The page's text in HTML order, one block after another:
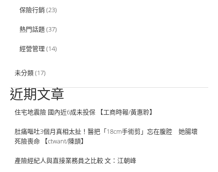
保險行銷 (23)
熱門話題(37)
經營管理 (14)
未分類(17)
近期文章
住宅地震險 國內近6成未投保 【工商時報/黃惠聆】
肚痛嘔吐3個月真相太扯！醫把「18cm手術剪」忘在腹腔 她腸壞
死險喪命 【ctwant/陳頡】
產險經紀人與直接業務員之比較 文：江朝峰